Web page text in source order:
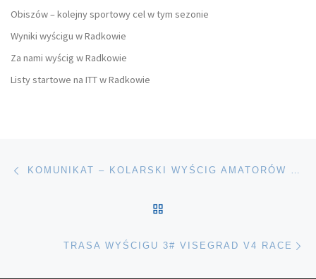
Obiszów – kolejny sportowy cel w tym sezonie
Wyniki wyścigu w Radkowie
Za nami wyścig w Radkowie
Listy startowe na ITT w Radkowie
Nawigacja wpisu KOMUNIKAT – KOLARSKI WYŚCIG AMATORÓW – VISEGRAD GRAND PRIX POLSKI
TRASA WYŚCIGU 3# VISEGRAD V4 RACE